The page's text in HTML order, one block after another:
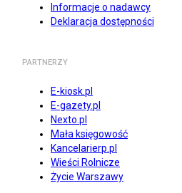
Informacje o nadawcy
Deklaracja dostępności
PARTNERZY
E-kiosk.pl
E-gazety.pl
Nexto.pl
Mała księgowość
Kancelarierp.pl
Wieści Rolnicze
Życie Warszawy